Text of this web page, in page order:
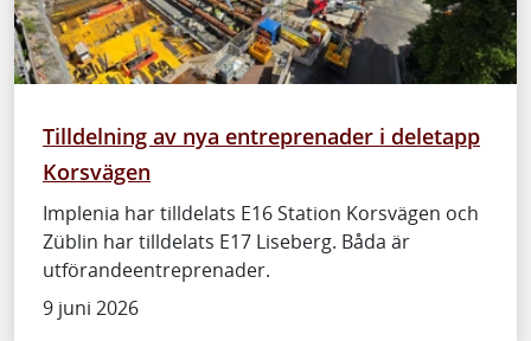
Tilldelning av nya entreprenader i deletapp
Korsvägen
Implenia har tilldelats E16 Station Korsvägen och
Züblin har tilldelats E17 Liseberg. Båda är
utförandeentreprenader.
9 juni 2026